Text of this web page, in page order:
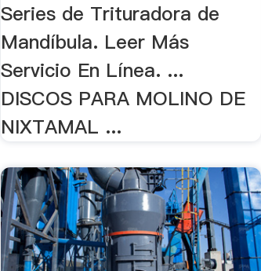
Series de Trituradora de
Mandíbula. Leer Más
Servicio En Línea. ...
DISCOS PARA MOLINO DE
NIXTAMAL ...